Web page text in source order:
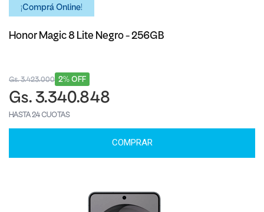
¡Comprá Online!
Honor Magic 8 Lite Negro - 256GB
2% OFF
Gs. 3.423.000
Gs. 3.340.848
HASTA 24 CUOTAS
COMPRAR